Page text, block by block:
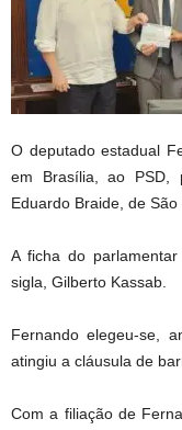
O deputado estadual
em Brasília, ao PSD,
Eduardo Braide, de São
A ficha do
sigla, Gilberto Kassab.
Fernando elegeu-se,
atingiu a cláusula de
Com a filiação de